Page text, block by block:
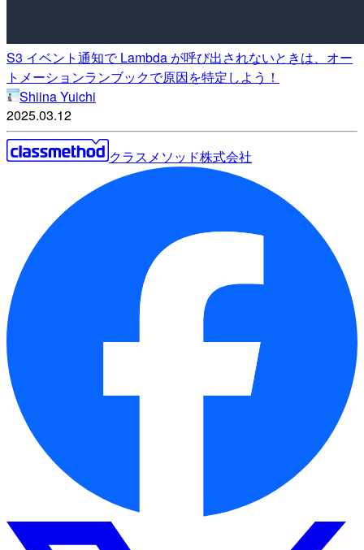
S3 イベント通知で Lambda が呼び出されないときは、オー
トメーションランブックで原因を特定しよう！
Shiina Yuichi
2025.03.12
クラスメソッド株式会社